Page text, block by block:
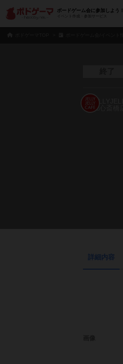
ボードゲーム会に参加しよう！
イベント作成・参加サービス
詳細内容